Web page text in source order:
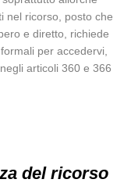
nel ricorso, posto che
e diretto, richiede
per accedervi,
articoli 360 e 366
del ricorso